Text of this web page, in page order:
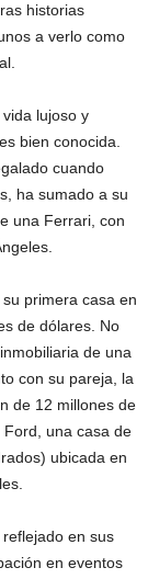
historias
a verlo como
lujoso y
bien conocida.
cuando
ha sumado a su
una Ferrari, con
primera casa en
de dólares. No
de una
con su pareja, la
de 12 millones de
una casa de
ubicada en
en sus
en eventos